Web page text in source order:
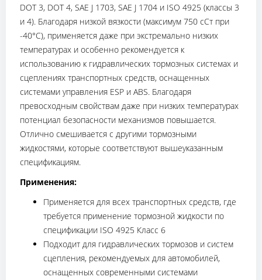
DOT 3, DOT 4, SAE J 1703, SAE J 1704 и ISO 4925 (классы 3
и 4). Благодаря низкой вязкости (максимум 750 сСт при
-40°C), применяется даже при экстремально низких
температурах и особенно рекомендуется к
использованию к гидравлических тормозных системах и
сцеплениях транспортных средств, оснащенных
системами управления ESP и ABS. Благодаря
превосходным свойствам даже при низких температурах
потенциал безопасности механизмов повышается.
Отлично смешивается с другими тормозными
жидкостями, которые соответствуют вышеуказанным
спецификациям.
Применения:
Применяется для всех транспортных средств, где
требуется применение тормозной жидкости по
спецификации ISO 4925 Класс 6
Подходит для гидравлических тормозов и систем
сцепления, рекомендуемых для автомобилей,
оснащенных современными системами